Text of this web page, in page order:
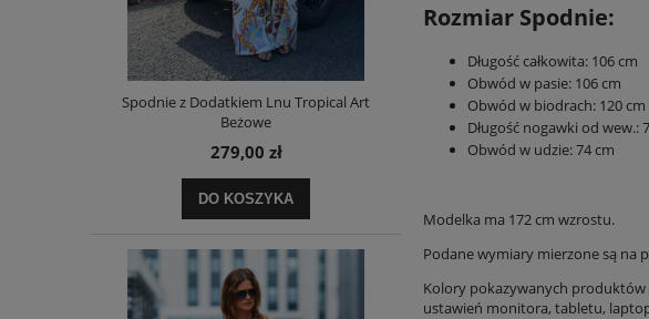
Spodnie z Dodatkiem Lnu Tropical Art
Beżowe
279,00 zł
DO KOSZYKA
Rozmiar Spodnie:
Długość całkowita: 106 cm
Obwód w pasie: 106 cm
Obwód w biodrach: 120 cm
Długość nogawki od wew.:
Obwód w udzie: 74 cm
Modelka ma 172 cm wzrostu.
Podane wymiary mierzone są na
Kolory pokazywanych produktów
ustawień monitora, tabletu,